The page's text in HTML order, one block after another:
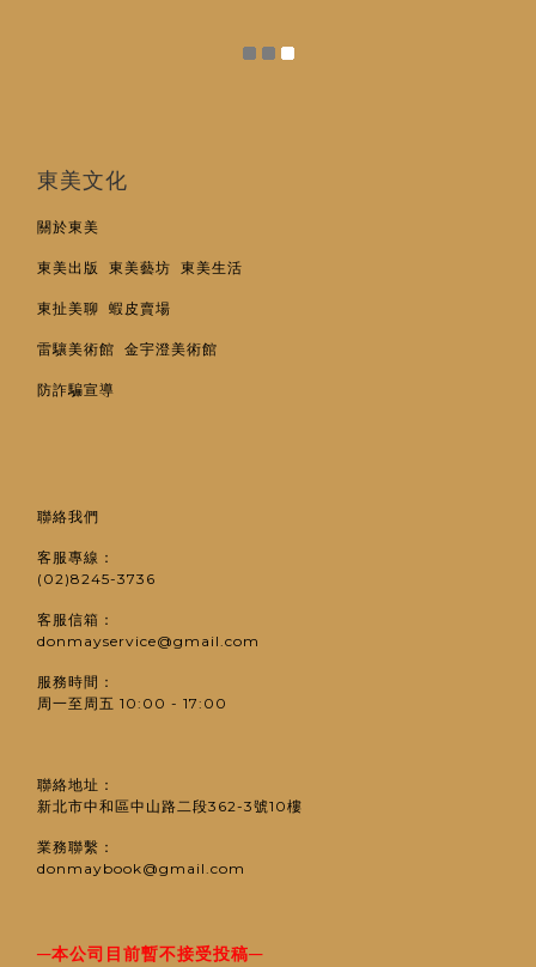
東美文化
關於東美
東美出版 東美藝坊 東美生活
東扯美聊 蝦皮賣場
雷驤美術館 金宇澄美術館
防詐騙宣導
聯絡我們
客服專線：
(02)8245-3736
客服信箱：
donmayservice@gmail.com
服務時間：
周一至周五 10:00 - 17:00
聯絡地址：
新北市中和區中山路二段362-3號10樓
業務聯繫：
donmaybook@gmail.com
─本公司目前暫不接受投稿─